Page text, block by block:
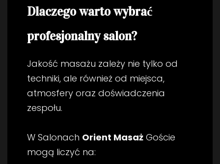
Dlaczego warto wybrać
profesjonalny salon?
Jakość masażu zależy nie tylko od
techniki, ale również od miejsca,
atmosfery oraz doświadczenia
zespołu.
W Salonach Orient Masaż Goście
mogą liczyć na: